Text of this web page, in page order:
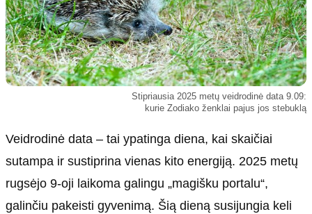
Redakcija
Apie mus
Autoriai
Dirbtinis intelektas
Stipriausia 2025 metų veidrodinė data 9.09:
kurie Zodiako ženklai pajus jos stebuklą
Veidrodinė data – tai ypatinga diena, kai skaičiai
sutampa ir sustiprina vienas kito energiją. 2025 metų
rugsėjo 9-oji laikoma galingu „magišku portalu“,
galinčiu pakeisti gyvenimą. Šią dieną susijungia keli